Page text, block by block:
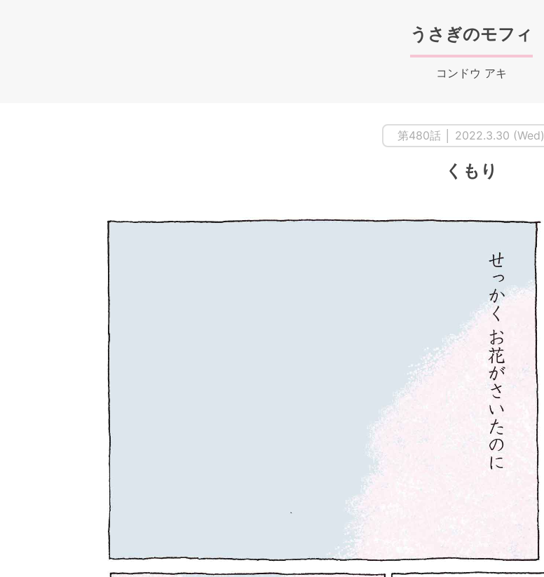
うさぎのモフィ
コンドウ アキ
第480話 │ 2022.3.30 (Wed)
くもり